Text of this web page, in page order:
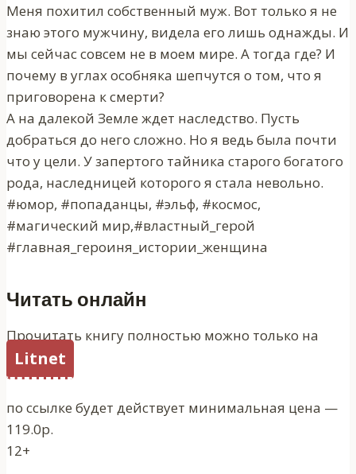
Меня похитил собственный муж. Вот только я не
знаю этого мужчину, видела его лишь однажды. И
мы сейчас совсем не в моем мире. А тогда где? И
почему в углах особняка шепчутся о том, что я
приговорена к смерти?
А на далекой Земле ждет наследство. Пусть
добраться до него сложно. Но я ведь была почти
что у цели. У запертого тайника старого богатого
рода, наследницей которого я стала невольно.
#юмор, #попаданцы, #эльф, #космос,
#магический мир,#властный_герой
#главная_героиня_истории_женщина
Читать онлайн
Прочитать книгу полностью можно только на
Litnet
по ссылке будет действует минимальная цена —
119.0р.
12+